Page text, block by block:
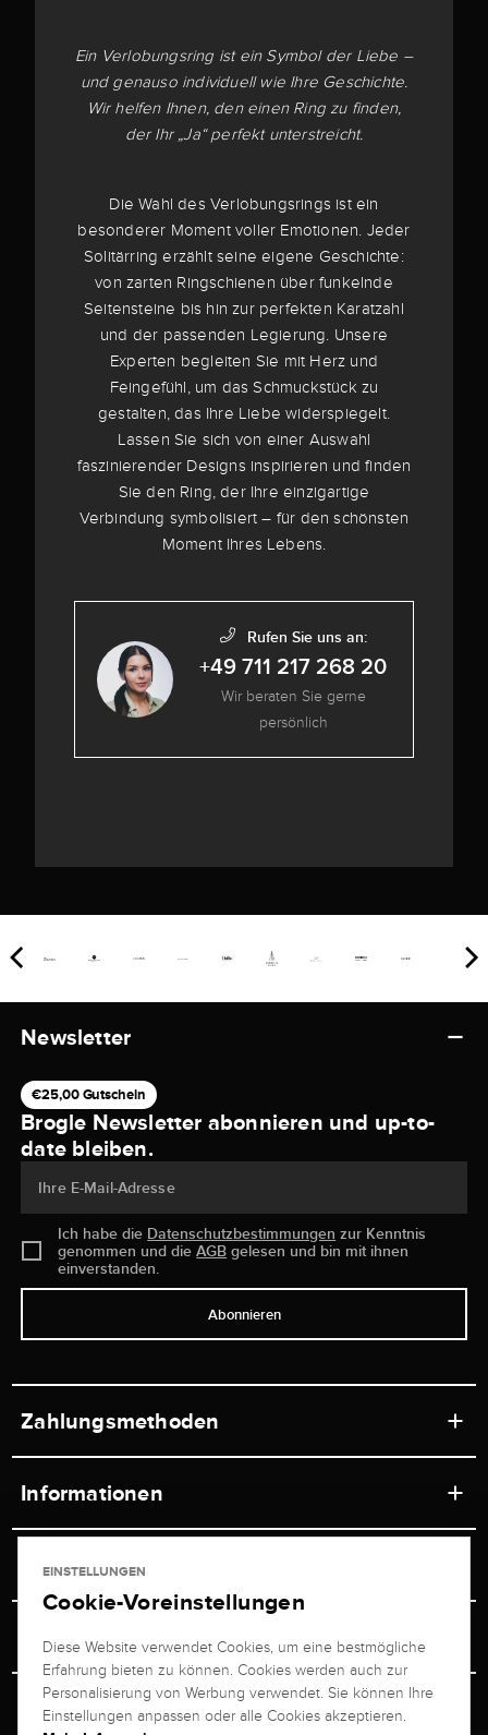
Ein Verlobungsring ist ein Symbol der Liebe –
und genauso individuell wie Ihre Geschichte.
Wir helfen Ihnen, den einen Ring zu finden,
der Ihr „Ja“ perfekt unterstreicht.
Die Wahl des Verlobungsrings ist ein
besonderer Moment voller Emotionen. Jeder
Solitärring erzählt seine eigene Geschichte:
von zarten Ringschienen über funkelnde
Seitensteine bis hin zur perfekten Karatzahl
und der passenden Legierung. Unsere
Experten begleiten Sie mit Herz und
Feingefühl, um das Schmuckstück zu
gestalten, das Ihre Liebe widerspiegelt.
Lassen Sie sich von einer Auswahl
faszinierender Designs inspirieren und finden
Sie den Ring, der Ihre einzigartige
Verbindung symbolisiert – für den schönsten
Moment Ihres Lebens.
Rufen Sie uns an:
+49 711 217 268 20
Wir beraten Sie gerne
persönlich
Newsletter
€25,00 Gutschein
Brogle Newsletter abonnieren und up-to-
date bleiben.
Ihre E-Mail-Adresse
Ich habe die Datenschutzbestimmungen zur Kenntnis
genommen und dieAGB gelesen und bin mit ihnen
einverstanden.
Abonnieren
Zahlungsmethoden
Informationen
Ladengeschäft
Versand & Zahlung
Ratgeber
Service
Newsletterabmeldung
Retouren-Service
Juwelier Brogle
Über uns
Persönlicher Berater
EINSTELLUNGEN
Cookie-Voreinstellungen
Diese Website verwendet Cookies, um eine bestmögliche
Erfahrung bieten zu können. Cookies werden auch zur
Personalisierung von Werbung verwendet. Sie können Ihre
Einstellungen anpassen oder alle Cookies akzeptieren.